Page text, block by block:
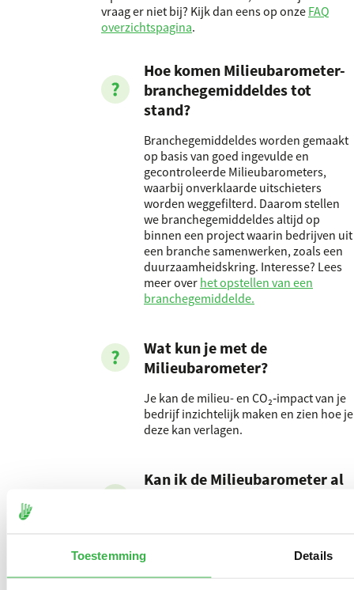
Toestemming Details
vraag er niet bij? Kijk dan eens op onze FAQ
overzichtspagina.
Hoe komen Milieubarometer-
branchegemiddeldes tot
stand?
Branchegemiddeldes worden gemaakt
op basis van goed ingevulde en
gecontroleerde Milieubarometers,
waarbij onverklaarde uitschieters
worden weggefilterd. Daarom stellen
we branchegemiddeldes altijd op
binnen een project waarin bedrijven uit
een branche samenwerken, zoals een
duurzaamheidskring. Interesse? Lees
meer over het opstellen van een
branchegemiddelde.
Wat kun je met de
Milieubarometer?
Je kan de milieu- en CO₂‑impact van je
bedrijf inzichtelijk maken en zien hoe je
deze kan verlagen.
Kan ik de Milieubarometer al
milieubarometer
bekijken. Log in met: